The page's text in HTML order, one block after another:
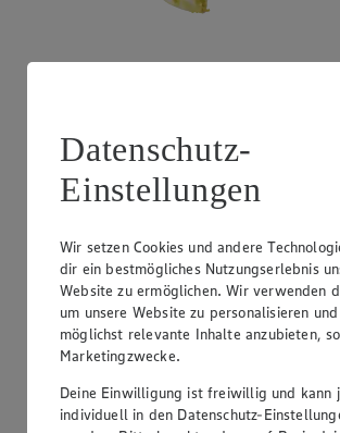
1.29
Festpreis von 1.29€
Datenschutz-
Einstellungen
Wir setzen Cookies und andere
dir ein bestmögliches Nutzungserlebnis
Website zu ermöglichen. Wir verwenden
um unsere Website zu personalisieren
möglichst relevante Inhalte anzubieten,
Marketingzwecke.
Deine Einwilligung ist freiwillig und kann
individuell in den Datenschutz-